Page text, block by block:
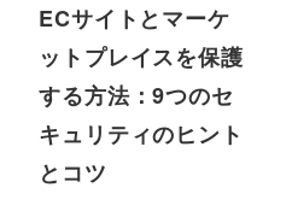
ECサイトとマーケ
ットプレイスを保護
する方法：9つのセ
キュリティのヒント
とコツ